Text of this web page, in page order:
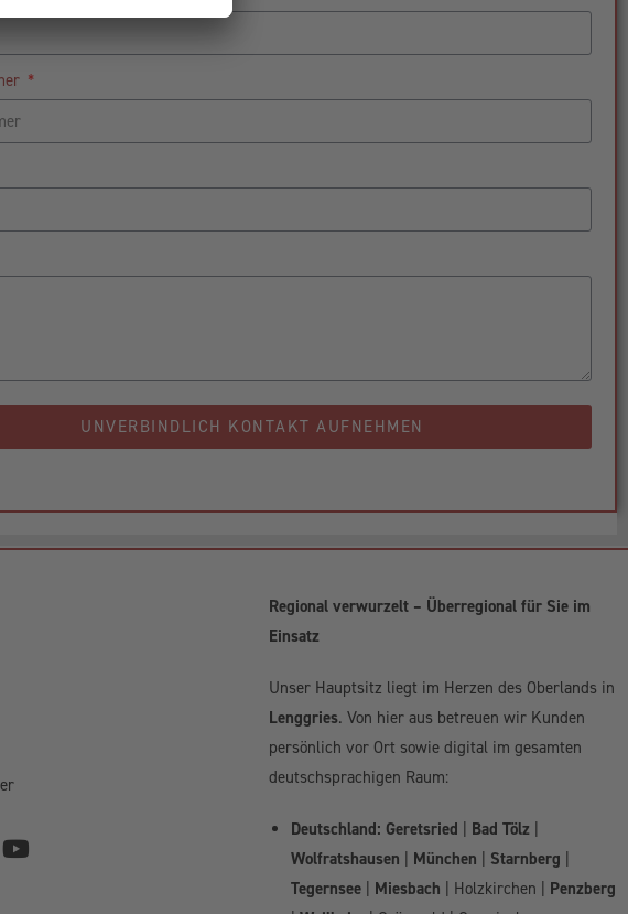
UNVERBINDLICH KONTAKT AUFNEHMEN
Regional verwurzelt – Überregional für Sie im
Einsatz
Unser Hauptsitz liegt im Herzen des Oberlands in
Lenggries. Von hier aus betreuen wir Kunden
persönlich vor Ort sowie digital im gesamten
deutschsprachigen Raum:
Deutschland: Geretsried Bad Tölz
Wolfratshausen
München Starnberg
Tegernsee
Miesbach | Holzkirchen | Penzberg